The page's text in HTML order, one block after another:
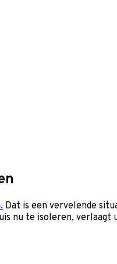
Dat is een vervelende
nu te isoleren,